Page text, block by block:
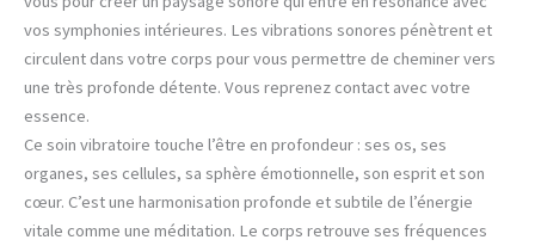
vos symphonies intérieures. Les vibrations sonores pénètrent et
circulent dans votre corps pour vous permettre de cheminer vers
une très profonde détente. Vous reprenez contact avec votre
essence.
Ce soin vibratoire touche l’être en profondeur : ses os, ses
organes, ses cellules, sa sphère émotionnelle, son esprit et son
cœur. C’est une harmonisation profonde et subtile de l’énergie
vitale comme une méditation. Le corps retrouve ses fréquences